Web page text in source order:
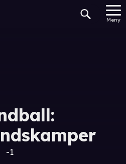
Meny
-1